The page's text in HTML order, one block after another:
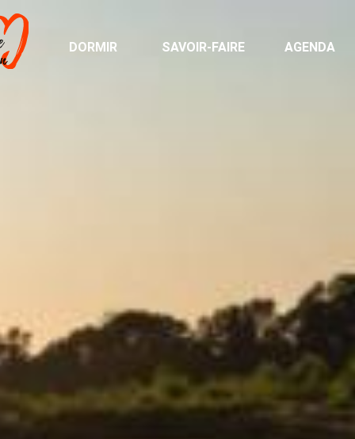
DORMIR SAVOIR-FAIRE AGENDA